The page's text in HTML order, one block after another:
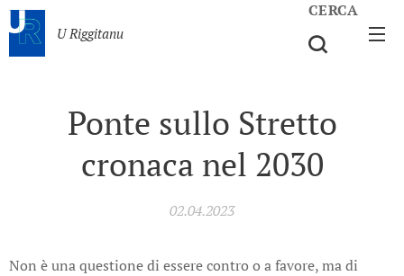
U Riggitanu
CERCA
Ponte sullo Stretto
cronaca nel 2030
02.04.2023
Non è una questione di essere contro o a favore, ma di